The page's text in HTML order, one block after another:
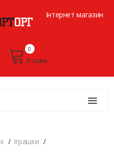
Інтернет магазин
Кошик
0
Іграшки